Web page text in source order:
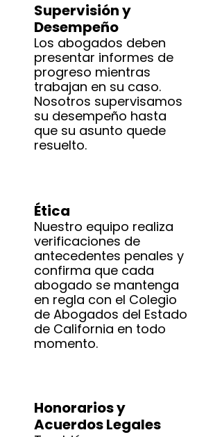
Supervisión y
Desempeño
Los abogados deben
presentar informes de
progreso mientras
trabajan en su caso.
Nosotros supervisamos
su desempeño hasta
que su asunto quede
resuelto.
Ética
Nuestro equipo realiza
verificaciones de
antecedentes penales y
confirma que cada
abogado se mantenga
en regla con el Colegio
de Abogados del Estado
de California en todo
momento.
Honorarios y
Acuerdos Legales